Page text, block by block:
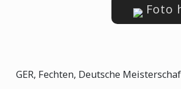
Foto
GER, Fechten, Deutsche